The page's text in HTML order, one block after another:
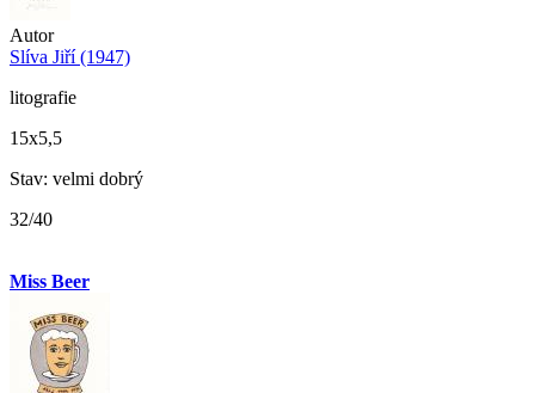
Autor
Slíva Jiří (1947)
litografie
15x5,5
Stav: velmi dobrý
32/40
Miss Beer